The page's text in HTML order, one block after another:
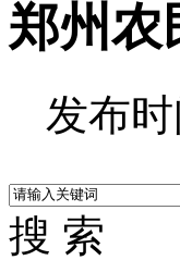
郑州农
发布
搜 索